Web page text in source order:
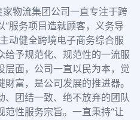
家物流集团公司一直专注于跨
服务项目造就顾客，义务导
动健全跨境电子商务综合服
给予规范化、规范性的一流服
层面，公司一直以民为本，觉
富，是公司发展的推进器。
、团结一致、绝不放弃的团队
性服务宗旨。一直秉持“让